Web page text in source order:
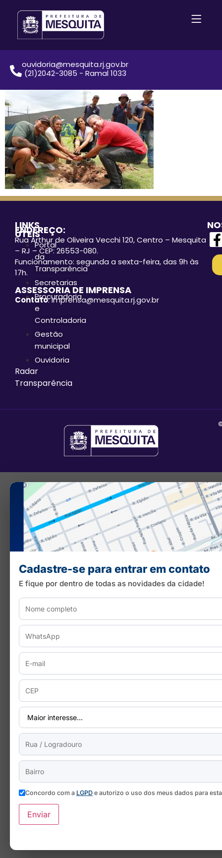
ouvidoria@mesquita.rj.gov.br
(21)2042-3085 - Ramal 1033
LINKS
ÚTEIS
Portal
da
Transparência
Secretarias
Procuradoria
e
Controladoria
Gestão
municipal
Ouvidoria
Radar
Transparência
ENDEREÇO:
Rua Arthur de Oliveira Vecchi 120, Centro – Mesquita
– RJ – CEP: 26553-080.
Funcionamento: segunda a sexta-feira, das 9h às
17h.
ASSESSORIA DE IMPRENSA
Contato: imprensa@mesquita.rj.gov.br
Cadastre-se para entrar em contato
E fique por dentro de todas as novidades da cidade!
Concordo com a LGPD e autorizo o uso dos meus dados para
Enviar